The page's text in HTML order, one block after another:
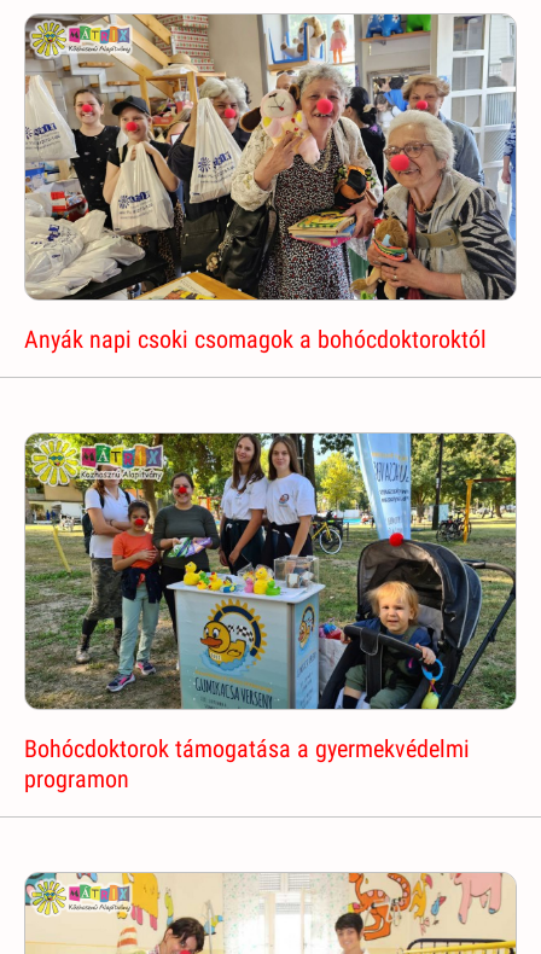
Anyák napi csoki csomagok a bohócdoktoroktól
Bohócdoktorok támogatása a gyermekvédelmi
programon